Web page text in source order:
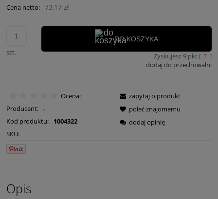
Cena netto: 73,17 zł
szt.
DO KOSZYKA
Zyskujesz 9pkt [ ? ]
dodaj do przechowalni
Ocena:
Producent: -
Kod produktu:
1004322
SKU:
zapytaj o produkt
poleć znajomemu
dodaj opinię
Opis